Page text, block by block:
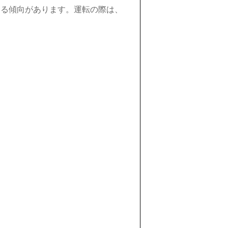
傾向があります。運転の際は、